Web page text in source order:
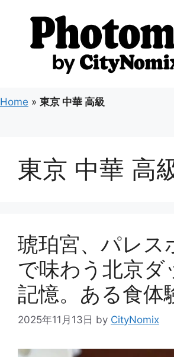
ス
キ
Home » 東京 中華 高級
東京 中華 高
琥珀宮、パレス
で味わう北京ダ
記憶。ある食体
2025年11月13日 by CityNomix